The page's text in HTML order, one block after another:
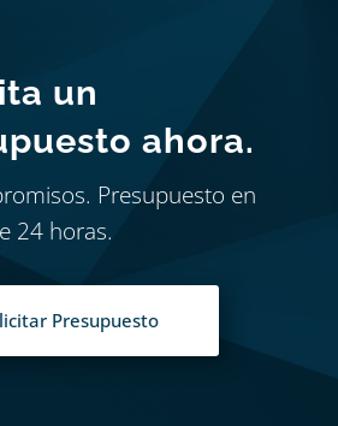
un
ahora.
Presupuesto en
24 horas.
Presupuesto